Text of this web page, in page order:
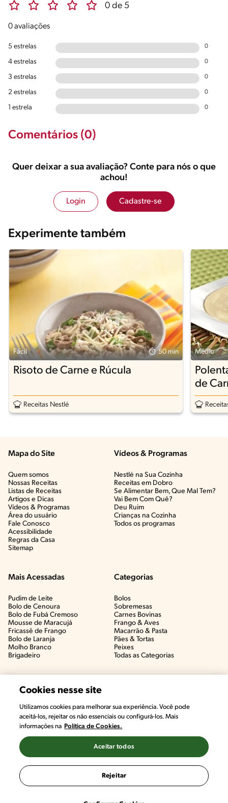
0 de 5
0 avaliações
5 estrelas 0
4 estrelas 0
3 estrelas 0
2 estrelas 0
1 estrela 0
Comentários (0)
Quer deixar a sua avaliação? Conte para nós o que
achou!
Login Cadastre-se
Experimente também
Fácil 50 min
Risoto de Carne e Rúcula
Receitas Nestlé
Médio
de
Mapa do Site
Quem somos
Nossas Receitas
Listas de Receitas​
Artigos e Dicas​
Vídeos & Programas​
Área do usuário
Fale Conosco
Acessibilidade
Regras da Casa
Sitemap
Vídeos & Programas​
Nestlé na Sua Cozinha
Receitas em Dobro
Se Alimentar Bem, Que Mal Tem?​
Vai Bem Com Quê?​
Deu Ruim​
Crianças na Cozinha​
Todos os programas
Mais Acessadas
Pudim de Leite
Bolo de Cenoura
Bolo de Fubá Cremoso
Mousse de Maracujá
Fricassê de Frango
Bolo de Laranja
Molho Branco
Brigadeiro
Categorias
Bolos
Sobremesas
Carnes Bovinas​
Frango & Aves​
Macarrão & Pasta​
Pães & Tortas​
Peixes
Todas as Categorias
Cookies nesse site
Utilizamos cookies para melhorar sua experiência. Você pode
aceitá-los, rejeitar os não essenciais ou configurá-los. Mais
informações na Política de Cookies.
Rejeitar
Aceitar todos